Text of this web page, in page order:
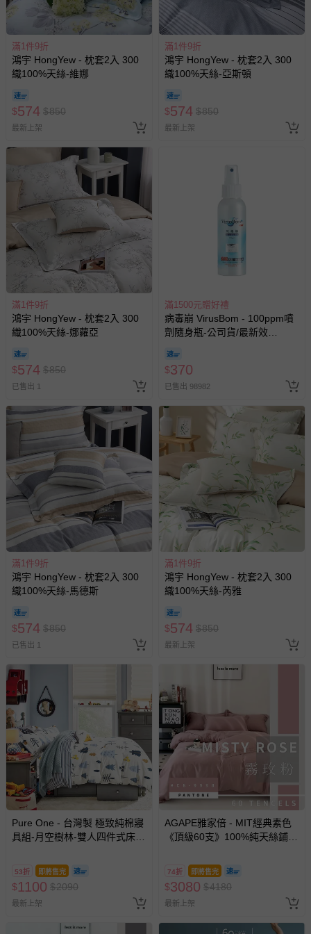
滿1件9折
鴻宇 HongYew - 枕套2入 300
織100%天絲-維娜
$574 $850
最新上架
滿1件9折
鴻宇 HongYew - 枕套2入 300
織100%天絲-亞斯頓
$574 $850
最新上架
滿1件9折
鴻宇 HongYew - 枕套2入 300
織100%天絲-娜蘿亞
$574 $850
已售出 1
滿1500元贈好禮
病毒崩 VirusBom - 100ppm噴
劑隨身瓶-公司貨/最新效
$370
已售出 98982
滿1件9折
鴻宇 HongYew - 枕套2入 300
織100%天絲-馬德斯
$574 $850
已售出 1
滿1件9折
鴻宇 HongYew - 枕套2入 300
織100%天絲-芮雅
$574 $850
最新上架
Pure One - 台灣製 極致純棉寢
具組-月空樹林-雙人四件式床包
53折 即將售完
$1100 $2090
最新上架
AGAPE雅家倍 - MIT經典素色
《頂級60支》100%純天絲鋪棉
6x6.2尺-多款任選
74折 即將售完
$3080 $4180
最新上架